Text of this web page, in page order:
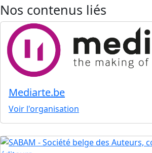
Nos contenus liés
Mediarte.be
Voir l'organisation